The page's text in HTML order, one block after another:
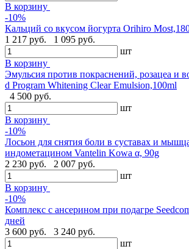
В корзину
-10%
Кальций со вкусом йогурта Orihiro
1 217 руб.
1 095 руб.
шт
В корзину
Эмульсия против покраснений, розацеа и
d Program Whitening Clear Emulsion,100ml
4 500 руб.
шт
В корзину
-10%
Лосьон для снятия боли в суставах и
индометацином Vantelin Kowa α, 90g
2 230 руб.
2 007 руб.
шт
В корзину
-10%
Комплекс с ансерином при подагре
дней
3 600 руб.
3 240 руб.
шт